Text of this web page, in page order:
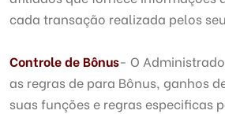
cada transação realizada pelos
Controle de Bônus- O
as regras de para Bônus, ganhos
suas funções e regras especificas